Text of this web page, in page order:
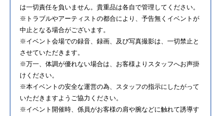
は一切責任を負いません。貴重品は各自で管理してください。
※トラブルやアーティストの都合により、予告無くイベントが
中止となる場合がございます。
※イベント会場での録音、録画、及び写真撮影は、一切禁止と
させていただきます。
※万一、体調が優れない場合は、お客様よりスタッフへお声掛
けください。
※本イベントの安全な運営の為、スタッフの指示にしたがって
いただきますようご協力ください。
※イベント開催時、係員がお客様の肩や腕などに触れて誘導す